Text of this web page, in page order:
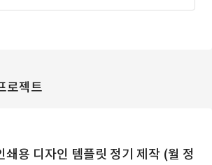
로젝트
쇄용 디자인 템플릿 정기 제작 (월 정